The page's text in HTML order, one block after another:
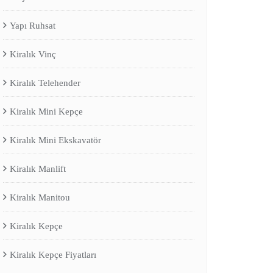
Yapı Ruhsat
Kiralık Vinç
Kiralık Telehender
Kiralık Mini Kepçe
Kiralık Mini Ekskavatör
Kiralık Manlift
Kiralık Manitou
Kiralık Kepçe
Kiralık Kepçe Fiyatları